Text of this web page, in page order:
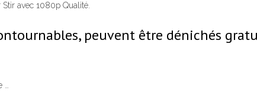
avec 1080p Qualité.
peuvent être dénichés